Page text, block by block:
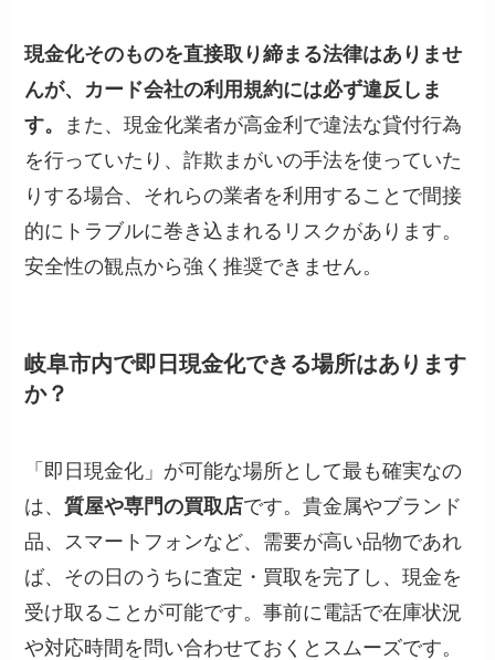
現金化そのものを直接取り締まる法律はありませ
んが、カード会社の利用規約には必ず違反しま
す。
また、現金化業者が高金利で違法な貸付行為
を行っていたり、詐欺まがいの手法を使っていた
りする場合、それらの業者を利用することで間接
的にトラブルに巻き込まれるリスクがあります。
安全性の観点から強く推奨できません。
岐阜市内で即日現金化できる場所はあります
か？
「即日現金化」が可能な場所として最も確実なの
は、質屋や専門の買取店です。貴金属やブランド
品、スマートフォンなど、需要が高い品物であれ
ば、その日のうちに査定・買取を完了し、現金を
受け取ることが可能です。事前に電話で在庫状況
や対応時間を問い合わせておくとスムーズです。